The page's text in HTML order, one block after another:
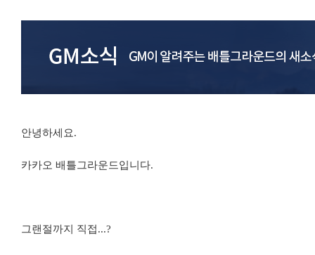
안녕하세요.
카카오 배틀그라운드입니다.
그랜절까지 직접...?